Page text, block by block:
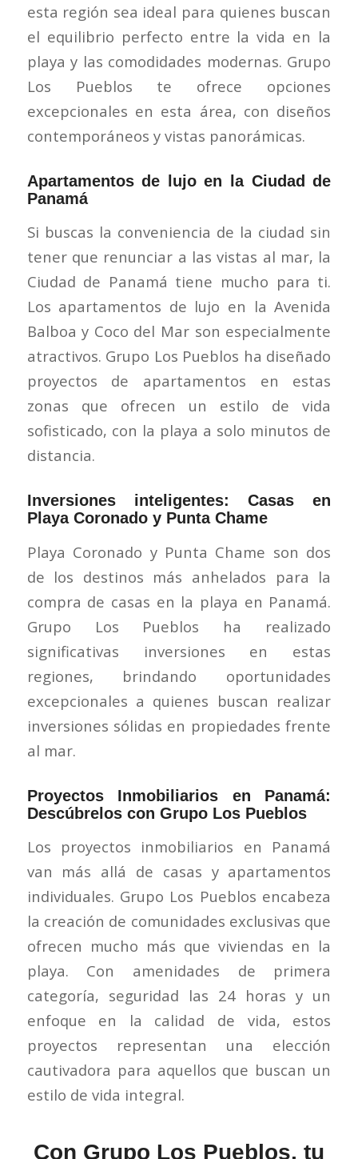
esta región sea ideal para quienes buscan
el equilibrio perfecto entre la vida en la
playa y las comodidades modernas. Grupo
Los Pueblos te ofrece opciones
excepcionales en esta área, con diseños
contemporáneos y vistas panorámicas.
Apartamentos de lujo en la Ciudad de
Panamá
Si buscas la conveniencia de la ciudad sin
tener que renunciar a las vistas al mar, la
Ciudad de Panamá tiene mucho para ti.
Los apartamentos de lujo en la Avenida
Balboa y Coco del Mar son especialmente
atractivos. Grupo Los Pueblos ha diseñado
proyectos de apartamentos en estas
zonas que ofrecen un estilo de vida
sofisticado, con la playa a solo minutos de
distancia.
Inversiones inteligentes: Casas en
Playa Coronado y Punta Chame
Playa Coronado y Punta Chame son dos
de los destinos más anhelados para la
compra de casas en la playa en Panamá.
Grupo Los Pueblos ha realizado
significativas inversiones en estas
regiones, brindando oportunidades
excepcionales a quienes buscan realizar
inversiones sólidas en propiedades frente
al mar.
Proyectos Inmobiliarios en Panamá:
Descúbrelos con Grupo Los Pueblos
Los proyectos inmobiliarios en Panamá
van más allá de casas y apartamentos
individuales. Grupo Los Pueblos encabeza
la creación de comunidades exclusivas que
ofrecen mucho más que viviendas en la
playa. Con amenidades de primera
categoría, seguridad las 24 horas y un
enfoque en la calidad de vida, estos
proyectos representan una elección
cautivadora para aquellos que buscan un
estilo de vida integral.
Con Grupo Los Pueblos, tu